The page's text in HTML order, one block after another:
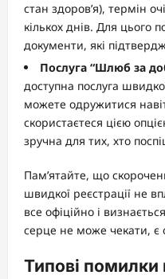
стан здоров’я), термін
кількох днів. Для цього
документи, які
Послуга “Шлюб за
доступна послуга
можете одружитися
скористаєтеся цією
зручна для тих, хто
Пам’ятайте, що
швидкої реєстрації не
все офіційно і
серце не може чекати,
Типові помилки